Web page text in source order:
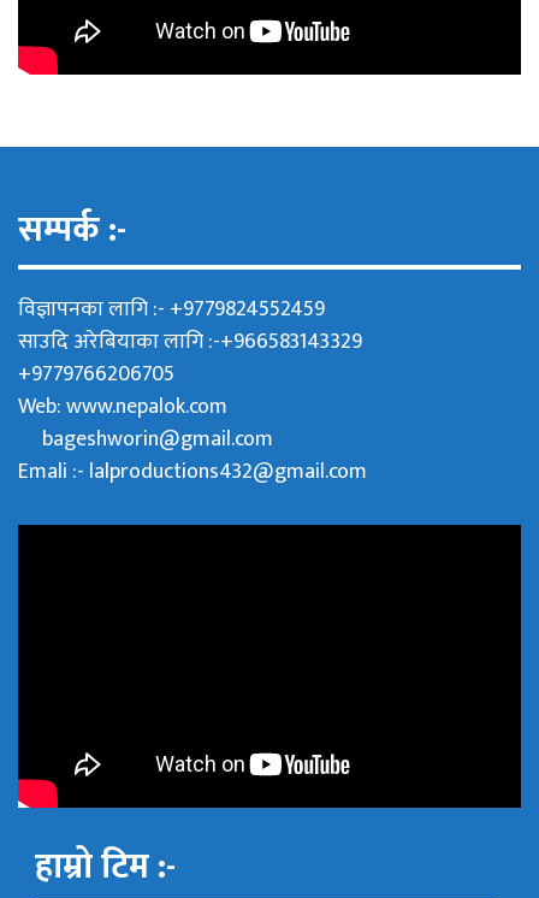
सम्पर्क :-
विज्ञापनका लागि :- +9779824552459
साउदि अरेबियाका लागि :-+966583143329
+9779766206705
Web:www.nepalok.com
bageshworin@gmail.com
Emali :- lalproductions432@gmail.com
हाम्रो टिम :-